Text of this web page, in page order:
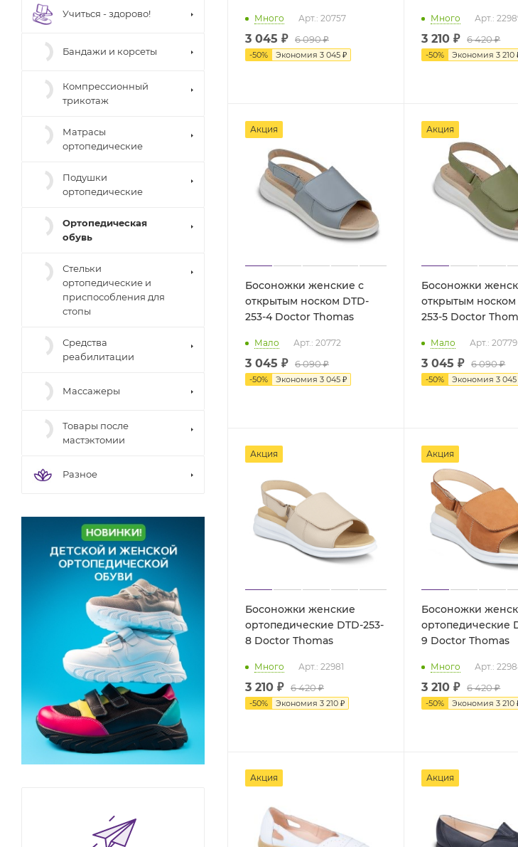
Много Арт.: 20757
3 045 ₽ 6 090 ₽
-50% Экономия 3 045 ₽
Много Арт.:
3 210 ₽ 6 420 ₽
-50% Экономия3 210
Акция
Босоножки женские с
открытым носком DTD-
253-4 Doctor Thomas
Мало Арт.: 20772
3 045 ₽ 6 090 ₽
-50% Экономия 3 045 ₽
Акция
Босоножки
открытым носком
253-5 Doctor
Мало Арт.: 20779
3 045 ₽ 6 090 ₽
-50% Экономия3 045
Акция
Босоножки женские
ортопедические DTD-253-
8 Doctor Thomas
Много Арт.: 22981
3 210 ₽ 6 420 ₽
-50% Экономия 3 210 ₽
Акция
Босоножки
ортопедические
9 Doctor Thomas
Много Арт.:
3 210 ₽ 6 420 ₽
-50% Экономия3 210
Акция Акция
Учиться - здорово!
Бандажи и корсеты
Компрессионный
трикотаж
Матрасы
ортопедические
Подушки
ортопедические
Ортопедическая
обувь
Стельки
ортопедические и
приспособления для
стопы
Средства
реабилитации
Массажеры
Товары после
мастэктомии
Разное